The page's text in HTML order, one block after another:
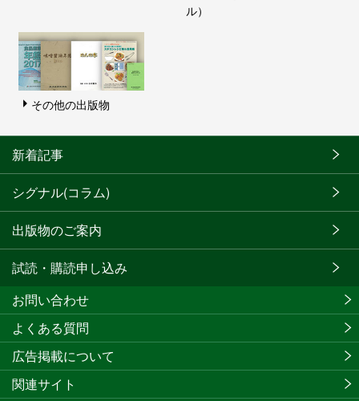
ル）
その他の出版物
新着記事
シグナル(コラム)
出版物のご案内
試読・購読申し込み
お問い合わせ
よくある質問
広告掲載について
関連サイト